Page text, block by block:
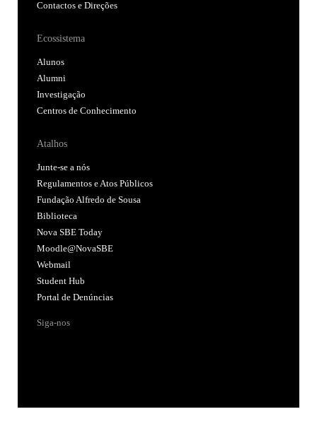
Contactos e Direções
Ecossistema
Alunos
Alumni
Investigação
Centros de Conhecimento
Atalhos
Junte-se a nós
Regulamentos e Atos Públicos
Fundação Alfredo de Sousa
Biblioteca
Nova SBE Today
Moodle@NovaSBE
Webmail
Student Hub
Portal de Denúncias
Siga-nos